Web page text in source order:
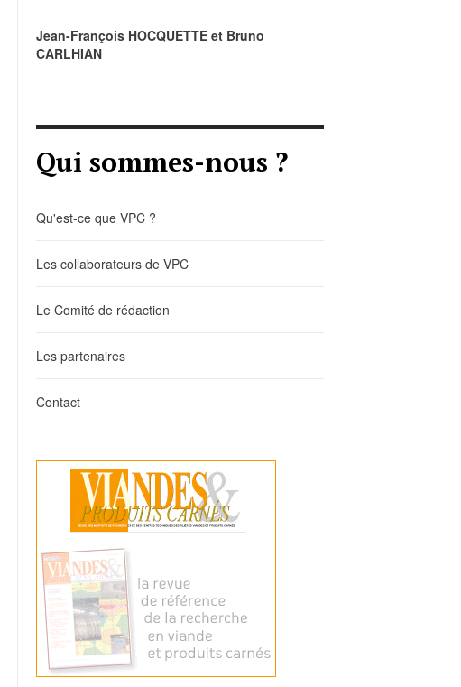
Jean-François HOCQUETTE et Bruno
CARLHIAN
Qui sommes-nous ?
Qu'est-ce que VPC ?
Les collaborateurs de VPC
Le Comité de rédaction
Les partenaires
Contact